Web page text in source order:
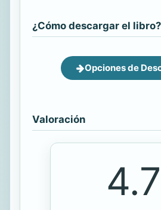
¿Cómo descargar el libro?
Opciones de
Valoración
4.7